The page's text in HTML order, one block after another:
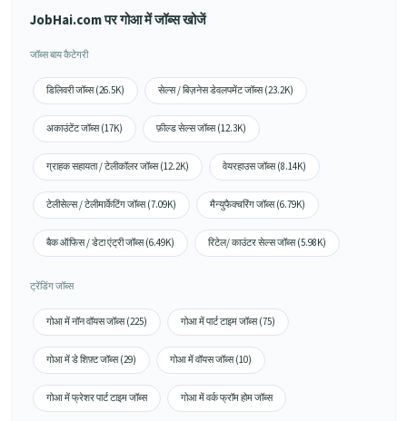
JobHai.com पर गोआ में जॉब्स खोजें
जॉब्स बाय कैटेगरी
डिलिवरी जॉब्स (26.5K) सेल्स / बिज़नेस डेवलपमेंट जॉब्स (23.2K)
अकाउंटेंट जॉब्स (17K) फ़ील्ड सेल्स जॉब्स (12.3K)
ग्राहक सहायता / टेलीकॉलर जॉब्स (12.2K) वेयरहाउस जॉब्स (8.14K)
टेलीसेल्स / टेलीमार्केटिंग जॉब्स (7.09K) मैन्युफैक्चरिंग जॉब्स (6.79K)
बैक ऑफिस / डेटा एंट्री जॉब्स (6.49K) रिटेल/ काउंटर सेल्स जॉब्स (5.98K)
ट्रेंडिंग जॉब्स
गोआ में नॉन वॉयस जॉब्स (225) गोआ में पार्ट टाइम जॉब्स (75)
गोआ में डे शिफ़्ट जॉब्स (29) गोआ में वॉयस जॉब्स (10)
गोआ में फ्रेशर पार्ट टाइम जॉब्स गोआ में वर्क फ्रॉम होम जॉब्स